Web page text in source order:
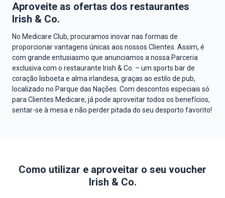
Aproveite as ofertas dos restaurantes
Irish & Co.
No Medicare Club, procuramos inovar nas formas de
proporcionar vantagens únicas aos nossos Clientes. Assim, é
com grande entusiasmo que anunciamos a nossa Parceria
exclusiva com o restaurante Irish & Co. – um sports bar de
coração lisboeta e alma irlandesa, graças ao estilo de pub,
localizado no Parque das Nações. Com descontos especiais só
para Clientes Medicare, já pode aproveitar todos os benefícios,
sentar-se à mesa e não perder pitada do seu desporto favorito!
Como utilizar e aproveitar o seu voucher
Irish & Co.